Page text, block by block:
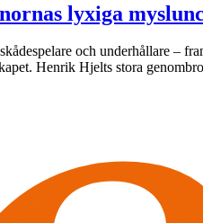
lyxiga
och underhållare –
Henrik Hjelts stora